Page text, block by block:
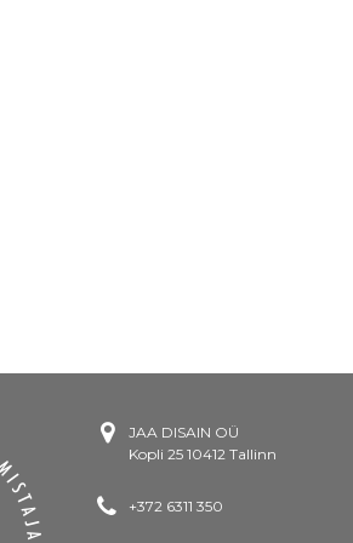
JAA DISAIN OÜ
Kopli 25 10412 Tallinn
+372 6311 350